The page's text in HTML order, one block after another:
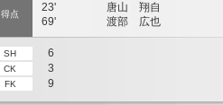
得点
23'
唐山 翔自
69'
渡部 広也
SH
6
CK
3
FK 9